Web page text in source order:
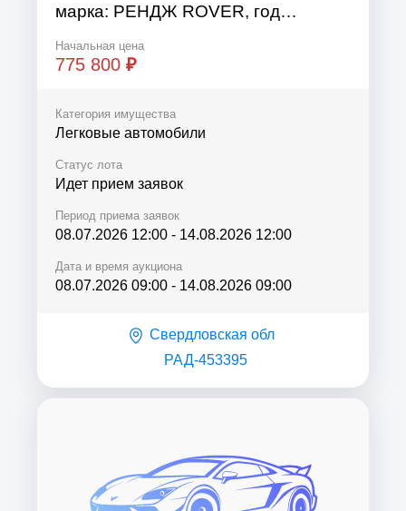
марка: РЕНДЖ ROVER, год
изготовления: 1998.
Начальная цена
775 800 ₽
Категория имущества
Легковые автомобили
Статус лота
Идет прием заявок
Период приема заявок
08.07.2026 12:00 - 14.08.2026 12:00
Дата и время аукциона
08.07.2026 09:00 - 14.08.2026 09:00
Свердловская обл
РАД-453395